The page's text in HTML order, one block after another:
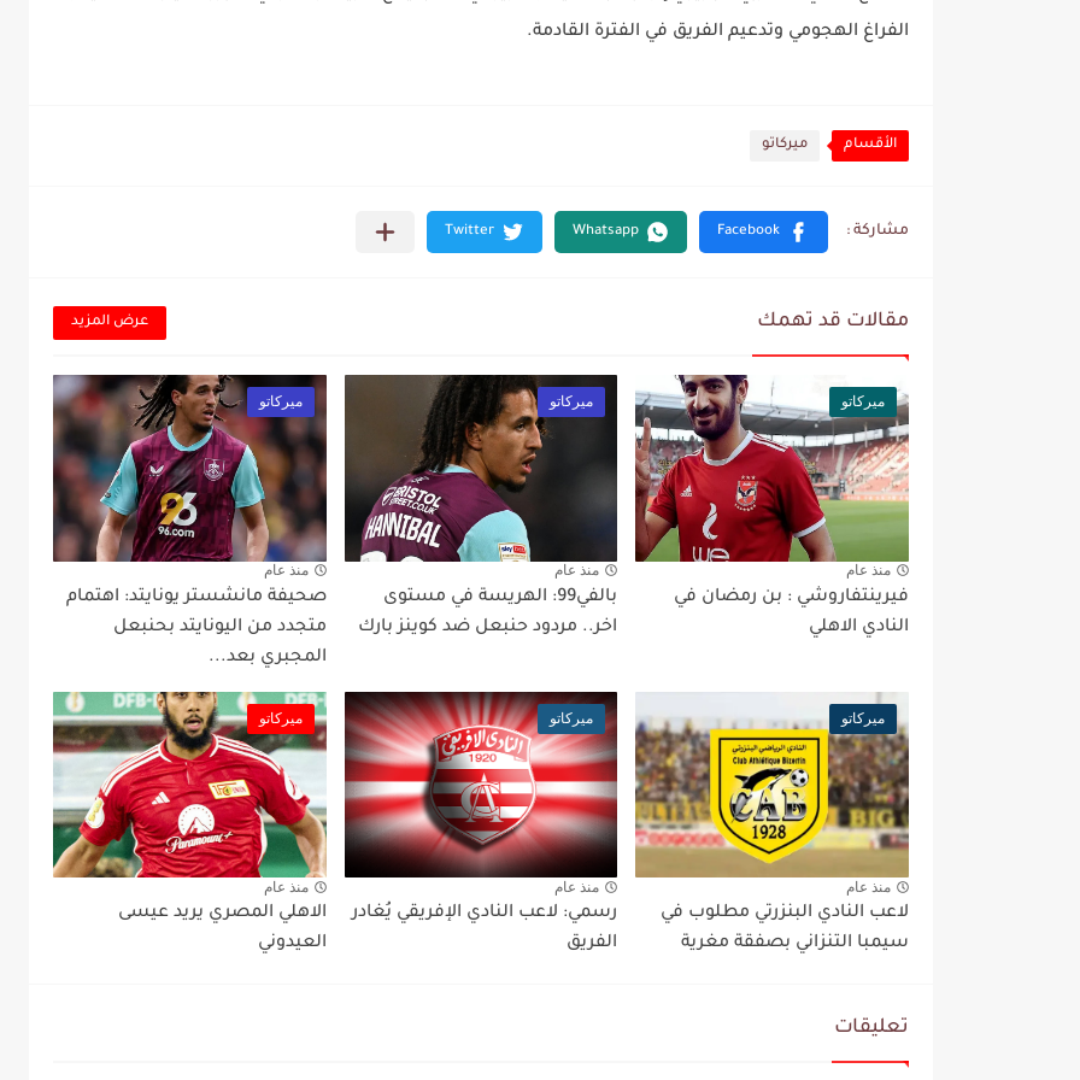
الفراغ الهجومي وتدعيم الفريق في الفترة القادمة.
الأقسام ميركاتو
مقالات قد تهمك عرض المزيد
ميركاتو
منذ عام
فيرينتفاروشي : بن رمضان في
النادي الاهلي
ميركاتو
منذ عام
بالفي99: الهريسة في مستوى
اخر.. مردود حنبعل ضد كوينز بارك
ميركاتو
منذ عام
صحيفة مانشستر يونايتد: اهتمام
متجدد من اليونايتد بحنبعل
المجبري بعد...
ميركاتو
منذ عام
لاعب النادي البنزرتي مطلوب في
سيمبا التنزاني بصفقة مغرية
ميركاتو
منذ عام
رسمي: لاعب النادي الإفريقي يُغادر
الفريق
ميركاتو
منذ عام
الاهلي المصري يريد عيسى
العيدوني
تعليقات